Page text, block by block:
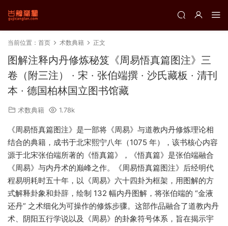
当前位置： 首页 术数典籍 正文
图解注释内丹修炼秘笈《周易悟真篇图注》三
卷（附三注） · 宋 · 张伯端撰 · 沙氏藏板 · 清刊
本 · 德国柏林国立图书馆藏
术数典籍 1.78k
《周易悟真篇图注》是一部将《周易》与道教内丹修炼理论相
结合的典籍，成书于北宋熙宁八年（1075 年），该书核心内容
源于北宋张伯端所著的《悟真篇》，《悟真篇》是张伯端融合
《周易》与内丹术的巅峰之作。《周易悟真篇图注》后经明代
程易明耗时五十年，以《周易》六十四卦为框架，用图解的方
式解释卦象和卦辞，绘制 132 幅内丹图解，将张伯端的 “金液
还丹” 之术细化为可操作的修炼步骤。这部作品融合了道教内丹
术、阴阳五行学说以及《周易》的卦象符号体系，旨在揭示宇